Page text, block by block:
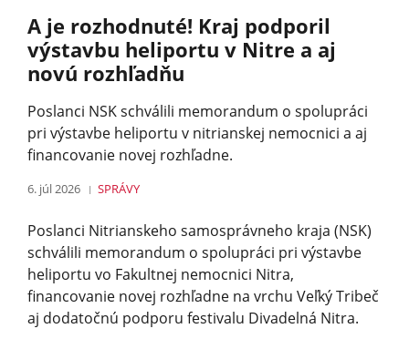
A je rozhodnuté! Kraj podporil
výstavbu heliportu v Nitre a aj
novú rozhľadňu
Poslanci NSK schválili memorandum o spolupráci
pri výstavbe heliportu v nitrianskej nemocnici a aj
financovanie novej rozhľadne.
6. júl 2026 SPRÁVY
Poslanci Nitrianskeho samosprávneho kraja (NSK)
schválili memorandum o spolupráci pri výstavbe
heliportu vo Fakultnej nemocnici Nitra,
financovanie novej rozhľadne na vrchu Veľký Tribeč
aj dodatočnú podporu festivalu Divadelná Nitra.